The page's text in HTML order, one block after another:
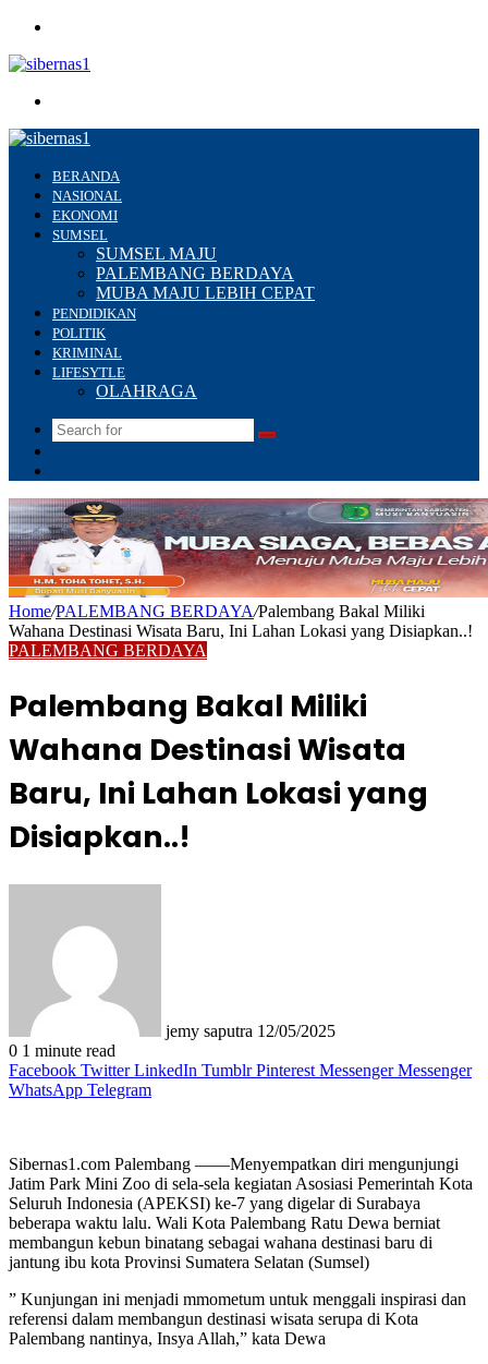
BERANDA
NASIONAL
EKONOMI
SUMSEL
SUMSEL MAJU
PALEMBANG BERDAYA
MUBA MAJU LEBIH CEPAT
PENDIDIKAN
POLITIK
KRIMINAL
LIFESYTLE
OLAHRAGA
Search
Home/PALEMBANG BERDAYA/Palembang Bakal Miliki
Wahana Destinasi Wisata Baru, Ini Lahan Lokasi yang Disiapkan..!
PALEMBANG BERDAYA
Palembang Bakal Miliki
Wahana Destinasi Wisata
Baru, Ini Lahan Lokasi yang
Disiapkan..!
jemy saputra 12/05/2025
0 1 minute read
Facebook Twitter LinkedIn Tumblr Pinterest Messenger Messenger
WhatsApp Telegram
Sibernas1.com Palembang ——Menyempatkan diri mengunjungi
Jatim Park Mini Zoo di sela-sela kegiatan Asosiasi Pemerintah Kota
Seluruh Indonesia (APEKSI) ke-7 yang digelar di Surabaya
beberapa waktu lalu. Wali Kota Palembang Ratu Dewa berniat
membangun kebun binatang sebagai wahana destinasi baru di
jantung ibu kota Provinsi Sumatera Selatan (Sumsel)
” Kunjungan ini menjadi mmometum untuk menggali inspirasi dan
referensi dalam membangun destinasi wisata serupa di Kota
Palembang nantinya, Insya Allah,” kata Dewa